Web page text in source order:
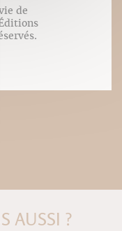
de
AUSSI ?